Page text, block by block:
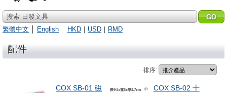
搜索 日發文具
繁體中文
English HKD ｜ USD ｜ RMD
配件
排序:
COX SB-01 磁
COX SB-02 十